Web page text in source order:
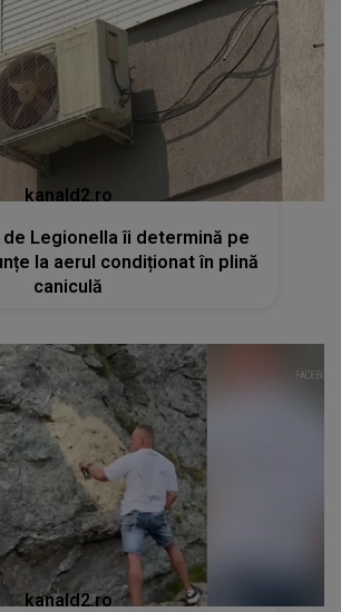
kanald2.ro
de Legionella îi determină pe
la aerul condiționat în plină
caniculă
kanald2.ro